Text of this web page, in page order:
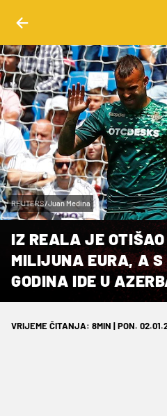
REUTERS/Juan Medina
IZ REALA JE
MILIJUNA EURA, A S
GODINA IDE U
VRIJEME ČITANJA: 8MIN | PON.